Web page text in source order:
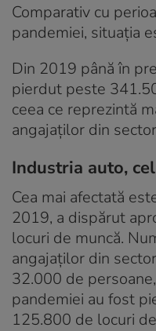
Comparativ cu
pandemiei, situația
Din 2019 până în
pierdut peste
ceea ce reprezintă
angajaților din
Industria auto,
Cea mai afectată
2019, a dispărut
locuri de muncă.
angajaților din
32.000 de
pandemiei au fost
125.800 de locuri